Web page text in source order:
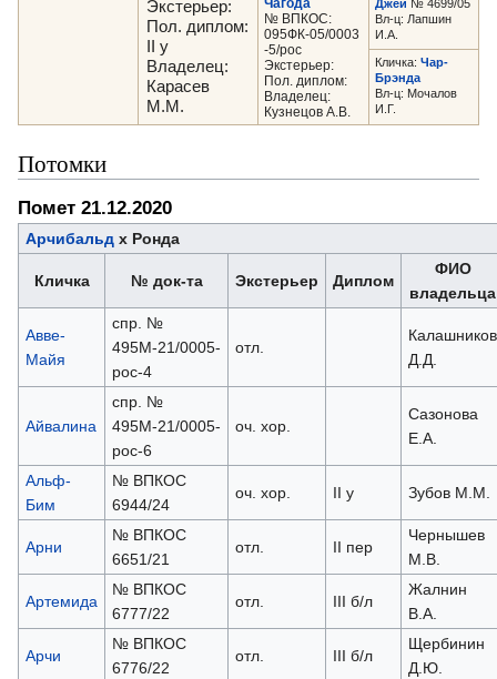
Экстерьер:
Пол. диплом:
II у
Владелец:
Карасев
М.М.
№ ВПКОС:
095ФК-05/0003
-5/рос
Экстерьер:
Пол. диплом:
Владелец:
Кузнецов А.В.
Джей № 4699/05
Вл-ц: Лапшин
И.А.
Кличка: Чар-
Брэнда
Вл-ц: Мочалов
И.Г.
Потомки
Помет 21.12.2020
Арчибальдх Ронда
Кличка № док-та Экстерьер Диплом
ФИО
владельца
Авве-
Майя
спр. №
495М-21/0005-
рос-4
отл.
Калашников
Д.Д.
Айвалина
спр. №
495М-21/0005-
рос-6
оч. хор.
Сазонова
Е.А.
Альф-
Бим
№ ВПКОС
6944/24
оч. хор. II у Зубов М.М.
Арни
№ ВПКОС
6651/21
отл. II пер
Чернышев
М.В.
Артемида
№ ВПКОС
6777/22
отл. III б/л
Жалнин
В.А.
Арчи
№ ВПКОС
6776/22
отл. III б/л
Щербинин
Д.Ю.